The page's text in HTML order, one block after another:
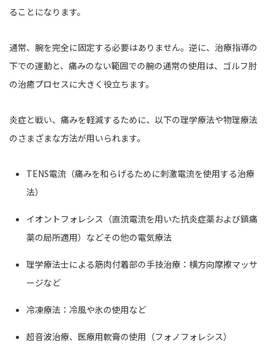
ることになります。
通常、腕を完全に固定する必要はありません。逆に、治療指導の
下での運動と、痛みのない範囲での腕の通常の使用は、ゴルフ肘
の治癒プロセスに大きく役立ちます。
炎症と戦い、痛みを軽減するために、以下の理学療法や物理療法
のさまざまな方法が用いられます。
TENS電流（痛みを和らげるために刺激電流を使用する治療
法）
イオントフォレシス（直流電流を用いた抗炎症薬および鎮痛
薬の局所適用）などその他の電気療法
理学療法士による筋肉付着部の手技治療：横方向摩擦マッサ
ージなど
冷凍療法：冷風や氷の使用など
超音波治療、医療用軟膏の使用（フォノフォレシス）